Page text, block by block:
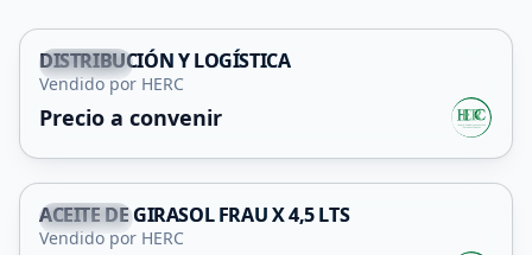
Capital
Servicio
DISTRIBUCIÓN Y LOGÍSTICA
Vendido por HERC
Precio a convenir
Capital
ACEITE DE GIRASOL FRAU X 4,5 LTS
Vendido por HERC